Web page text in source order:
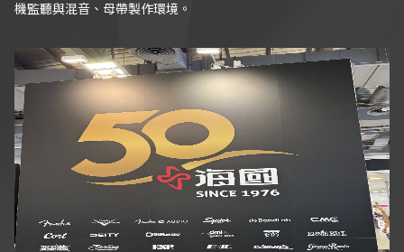
機監聽與混音、母帶製作環境。